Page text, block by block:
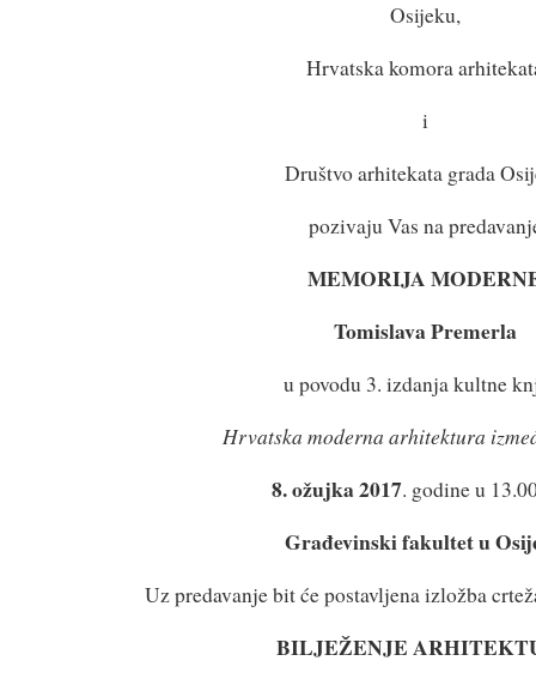
Osijeku,
Hrvatska komora
i
Društvo arhitekata grada
pozivaju Vas na
MEMORIJA
Tomislava Premerla
u povodu 3. izdanja kultne
Hrvatska moderna arhitektura
8. ožujka 2017. godine u
Građevinski fakultet u
Uz predavanje bit će postavljena izložba
BILJEŽENJE